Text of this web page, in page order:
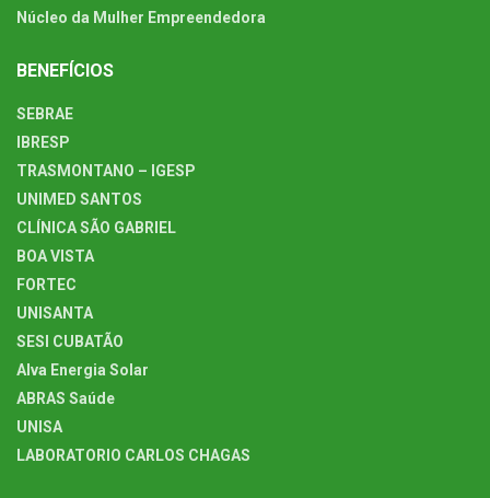
Núcleo da Mulher Empreendedora
BENEFÍCIOS
SEBRAE
IBRESP
TRASMONTANO – IGESP
UNIMED SANTOS
CLÍNICA SÃO GABRIEL
BOA VISTA
FORTEC
UNISANTA
SESI CUBATÃO
Alva Energia Solar
ABRAS Saúde
UNISA
LABORATORIO CARLOS CHAGAS